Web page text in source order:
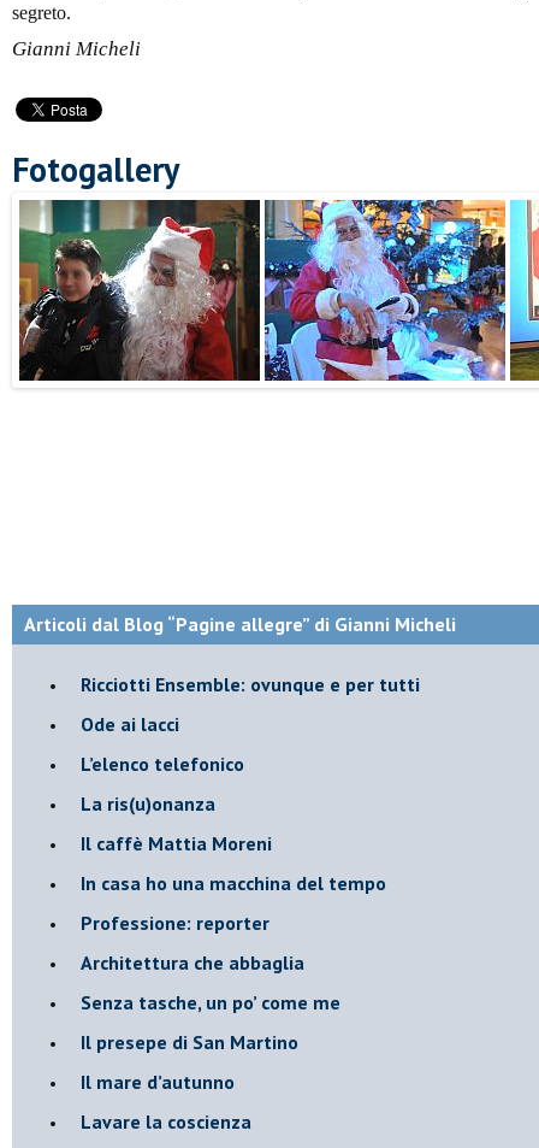
segreto.
Gianni Micheli
Fotogallery
Articoli dal Blog “Pagine allegre” di Gianni Micheli
​Ricciotti Ensemble: ovunque e per tutti
Ode ai lacci
​L’elenco telefonico
​La ris(u)onanza
​Il caffè Mattia Moreni
​In casa ho una macchina del tempo
Professione: reporter
Architettura che abbaglia
​Senza tasche, un po’ come me
​Il presepe di San Martino
​Il mare d’autunno
​Lavare la coscienza